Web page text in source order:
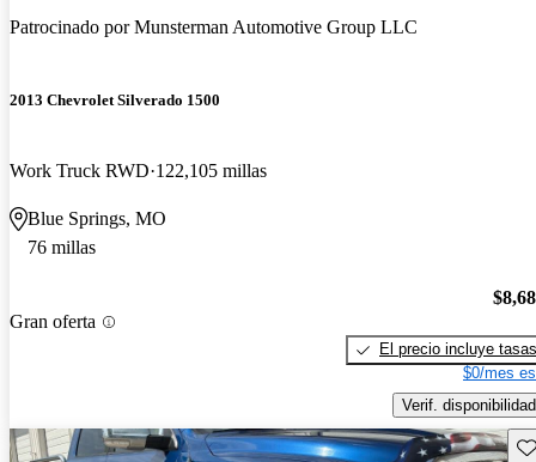
Patrocinado porMunsterman Automotive Group LLC
2013 Chevrolet Silverado 1500
Work Truck RWD 122,105 millas
Blue Springs, MO
76 millas
Gran oferta
El precio incluye tasas
$0/mes
Verif. disponibilidad